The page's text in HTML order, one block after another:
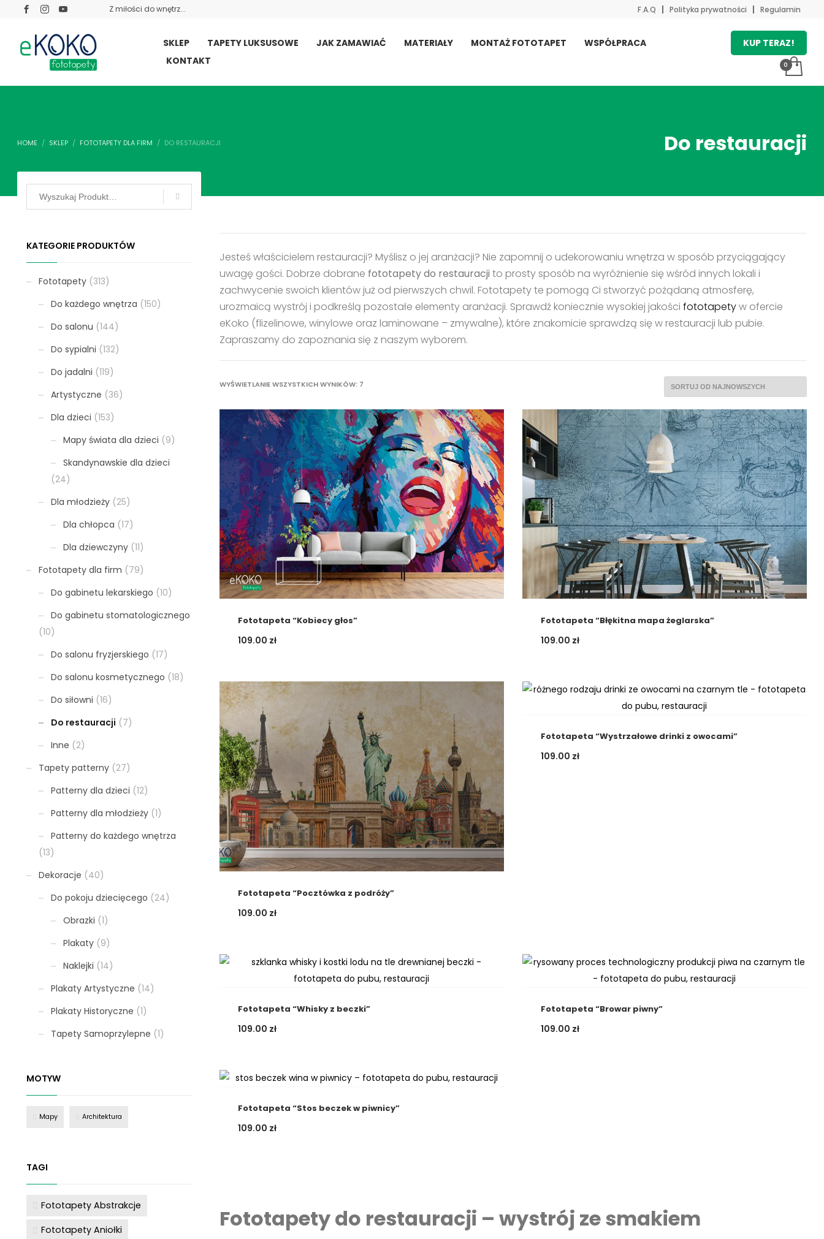
Z miłości do wnętrz... F.A.Q Polityka prywatności Regulamin
SKLEP TAPETY LUKSUSOWE JAK ZAMAWIAĆ MATERIAŁY MONTAŻ FOTOTAPET
WSPÓŁPRACA
KONTAKT
KUP TERAZ!
HOME SKLEP FOTOTAPETY DLA FIRM DO RESTAURACJI Do restauracji
Jesteś właścicielem restauracji? Myślisz o jej aranżacji? Nie zapomnij o udekorowaniu wnętrza w sposób przyciągający
uwagę gości. Dobrze dobrane fototapety do restauracji to prosty sposób na wyróżnienie się wśród innych lokali i
zachwycenie swoich klientów już od pierwszych chwil. Fototapety te pomogą Ci stworzyć pożądaną atmosferę,
urozmaicą wystrój i podkreślą pozostałe elementy aranżacji. Sprawdź koniecznie wysokiej jakości fototapetyw ofercie
eKoko (flizelinowe, winylowe oraz laminowane – zmywalne), które znakomicie sprawdzą się w restauracji lub pubie.
Zapraszamy do zapoznania się z naszym wyborem.
WYŚWIETLANIE WSZYSTKICH WYNIKÓW: 7POSORTOWANE
NAJNOWSZYCH
Fototapeta “Kobiecy głos”
109.00 zł
Fototapeta “Błękitna mapa żeglarska”
109.00 zł
Fototapeta “Pocztówka z podróży”
109.00 zł
Fototapeta “Wystrzałowe drinki z owocami”
109.00 zł
Fototapeta “Whisky z beczki”
109.00 zł
Fototapeta “Browar piwny”
109.00 zł
Fototapeta “Stos beczek w piwnicy”
109.00 zł
Fototapety do restauracji – wystrój ze smakiem
KATEGORIE PRODUKTÓW
Fototapety (313)
Do każdego wnętrza (150)
Do salonu (144)
Do sypialni (132)
Do jadalni (119)
Artystyczne (36)
Dla dzieci (153)
Mapy świata dla dzieci (9)
Skandynawskie dla dzieci
(24)
Dla młodzieży (25)
Dla chłopca (17)
Dla dziewczyny (11)
Fototapety dla firm (79)
Do gabinetu lekarskiego (10)
Do gabinetu stomatologicznego
(10)
Do salonu fryzjerskiego (17)
Do salonu kosmetycznego (18)
Do siłowni (16)
Do restauracji (7)
Inne (2)
Tapety patterny (27)
Patterny dla dzieci (12)
Patterny dla młodzieży (1)
Patterny do każdego wnętrza
(13)
Dekoracje (40)
Do pokoju dziecięcego (24)
Obrazki (1)
Plakaty (9)
Naklejki (14)
Plakaty Artystyczne (14)
Plakaty Historyczne (1)
Tapety Samoprzylepne (1)
MOTYW
Mapy Architektura
TAGI
Fototapety Abstrakcje
Fototapety Aniołki